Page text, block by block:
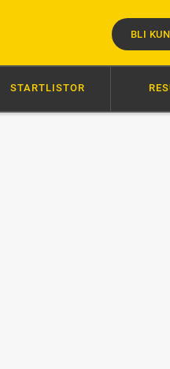
BLI
EFTER SEGERN
STARTLISTOR